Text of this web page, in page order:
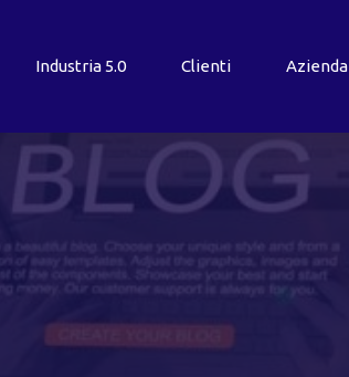
Industria 5.0 Clienti Azienda